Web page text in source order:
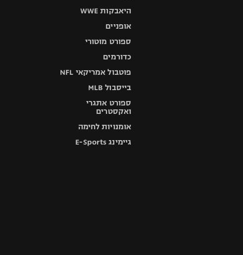
היאבקות WWE
אופניים
ספורט מוטורי
כדורמים
פוטבול אמריקאי NFL
בייסבול MLB
ספורט אתגרי
ואקסטרים
אומנויות לחימה
גיימינג E-Sports